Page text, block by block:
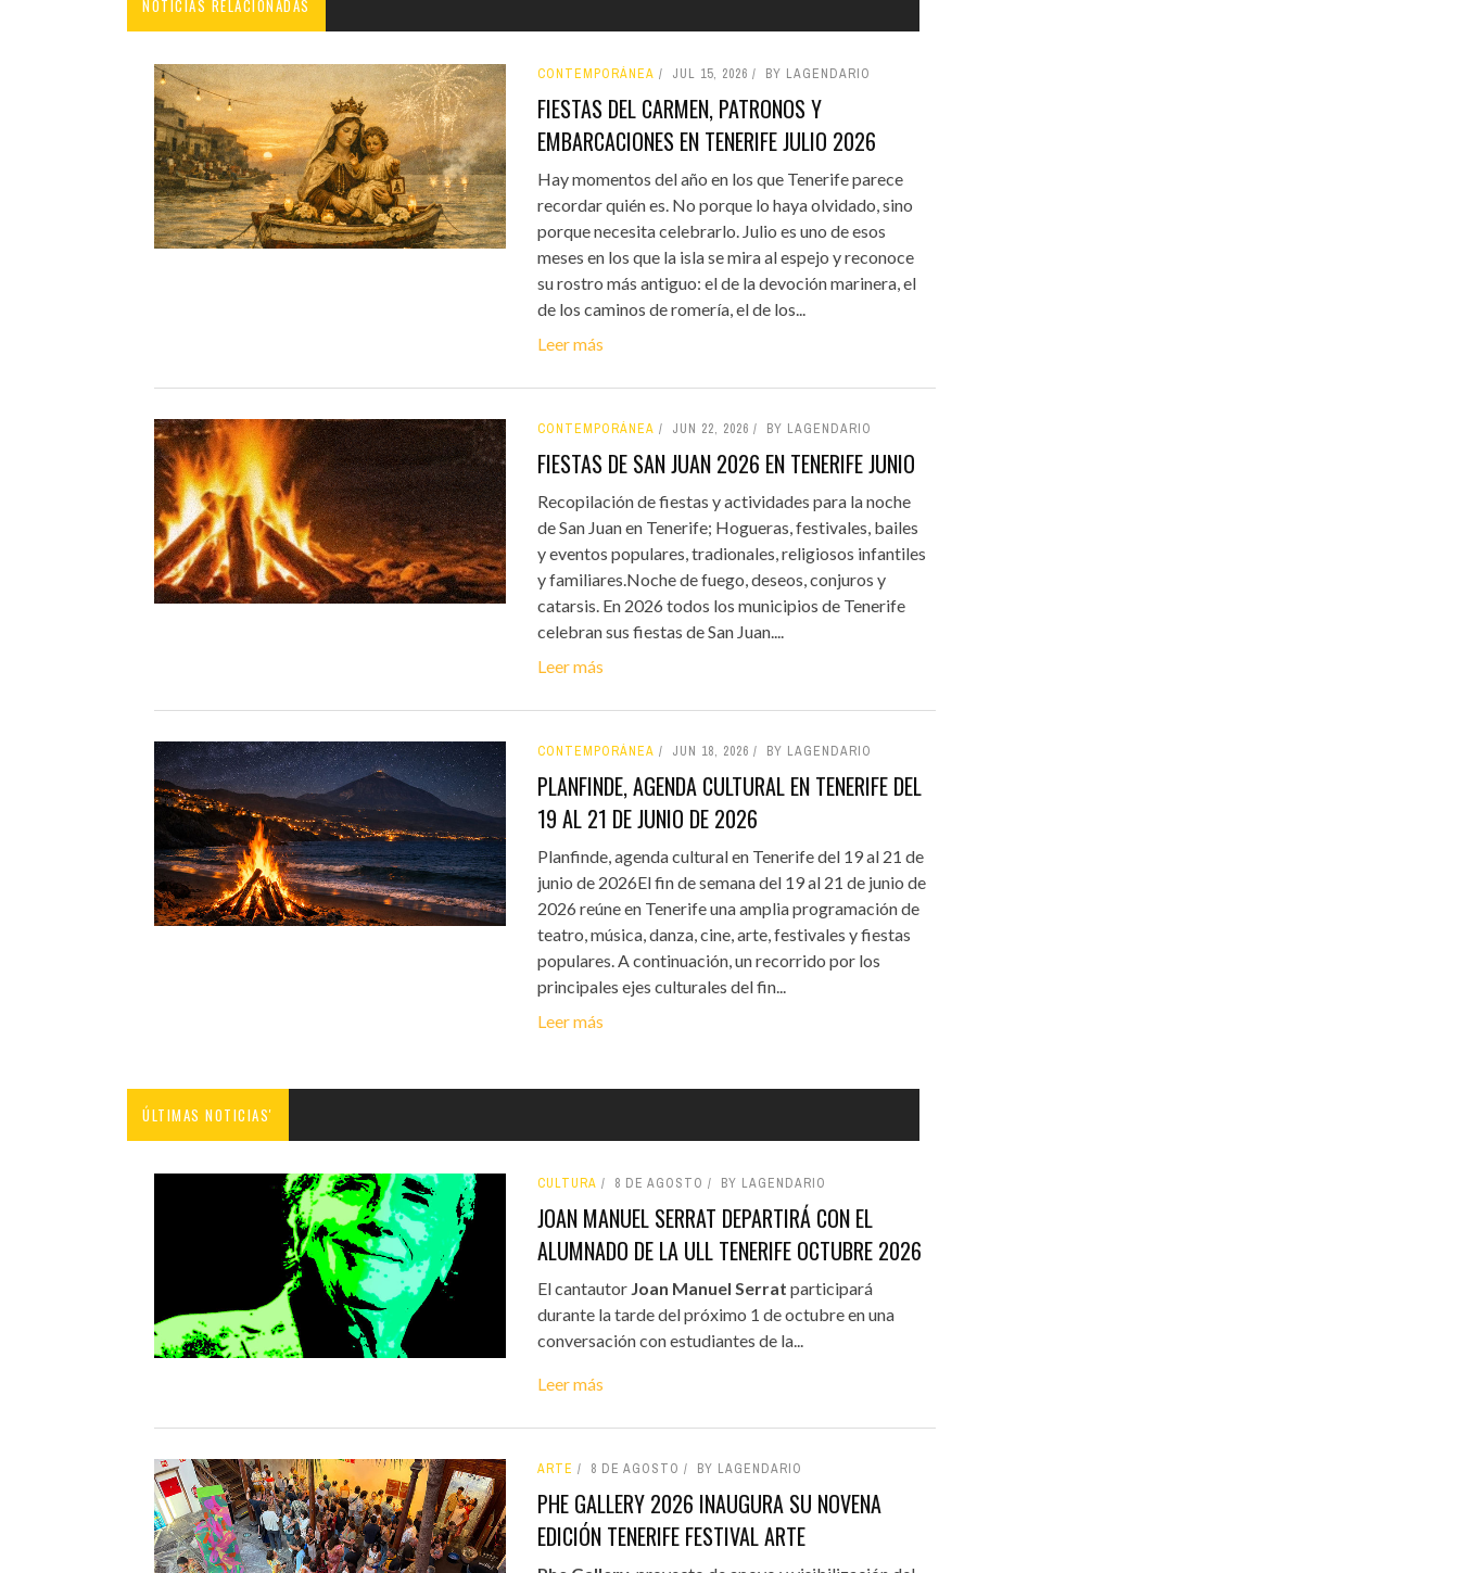
NOTICIAS RELACIONADAS
CONTEMPORÁNEA JUL 15, 2026 BY LAGENDARIO
FIESTAS DEL CARMEN, PATRONOS Y
EMBARCACIONES EN TENERIFE JULIO 2026
Hay momentos del año en los que Tenerife parece
recordar quién es. No porque lo haya olvidado, sino
porque necesita celebrarlo. Julio es uno de esos
meses en los que la isla se mira al espejo y reconoce
su rostro más antiguo: el de la devoción marinera, el
de los caminos de romería, el de los...
Leer más
CONTEMPORÁNEA JUN 22, 2026 BY LAGENDARIO
FIESTAS DE SAN JUAN 2026 EN TENERIFE JUNIO
Recopilación de fiestas y actividades para la noche
de San Juan en Tenerife; Hogueras, festivales, bailes
y eventos populares, tradionales, religiosos infantiles
y familiares.Noche de fuego, deseos, conjuros y
catarsis. En 2026 todos los municipios de Tenerife
celebran sus fiestas de San Juan....
Leer más
CONTEMPORÁNEA JUN 18, 2026 BY LAGENDARIO
PLANFINDE, AGENDA CULTURAL EN TENERIFE DEL
19 AL 21 DE JUNIO DE 2026
Planfinde, agenda cultural en Tenerife del 19 al 21 de
junio de 2026El fin de semana del 19 al 21 de junio de
2026 reúne en Tenerife una amplia programación de
teatro, música, danza, cine, arte, festivales y fiestas
populares. A continuación, un recorrido por los
principales ejes culturales del fin...
Leer más
ÚLTIMAS NOTICIAS'
CULTURA 8 DE AGOSTO BY LAGENDARIO
JOAN MANUEL SERRAT DEPARTIRÁ CON EL
ALUMNADO DE LA ULL TENERIFE OCTUBRE 2026
El cantautor Joan Manuel Serrat participará
durante la tarde del próximo 1 de octubre en una
conversación con estudiantes de la...
Leer más
ARTE 8 DE AGOSTO BY LAGENDARIO
PHE GALLERY 2026 INAUGURA SU NOVENA
EDICIÓN TENERIFE FESTIVAL ARTE